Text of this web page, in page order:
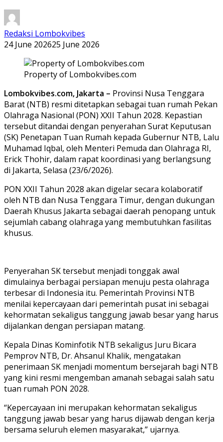
Redaksi Lombokvibes
24 June 202625 June 2026
Property of Lombokvibes.com
Lombokvibes.com, Jakarta – Provinsi Nusa Tenggara
Barat (NTB) resmi ditetapkan sebagai tuan rumah Pekan
Olahraga Nasional (PON) XXII Tahun 2028. Kepastian
tersebut ditandai dengan penyerahan Surat Keputusan
(SK) Penetapan Tuan Rumah kepada Gubernur NTB, Lalu
Muhamad Iqbal, oleh Menteri Pemuda dan Olahraga RI,
Erick Thohir, dalam rapat koordinasi yang berlangsung
di Jakarta, Selasa (23/6/2026).
PON XXII Tahun 2028 akan digelar secara kolaboratif
oleh NTB dan Nusa Tenggara Timur, dengan dukungan
Daerah Khusus Jakarta sebagai daerah penopang untuk
sejumlah cabang olahraga yang membutuhkan fasilitas
khusus.
Penyerahan SK tersebut menjadi tonggak awal
dimulainya berbagai persiapan menuju pesta olahraga
terbesar di Indonesia itu. Pemerintah Provinsi NTB
menilai kepercayaan dari pemerintah pusat ini sebagai
kehormatan sekaligus tanggung jawab besar yang harus
dijalankan dengan persiapan matang.
Kepala Dinas Kominfotik NTB sekaligus Juru Bicara
Pemprov NTB, Dr. Ahsanul Khalik, mengatakan
penerimaan SK menjadi momentum bersejarah bagi NTB
yang kini resmi mengemban amanah sebagai salah satu
tuan rumah PON 2028.
“Kepercayaan ini merupakan kehormatan sekaligus
tanggung jawab besar yang harus dijawab dengan kerja
bersama seluruh elemen masyarakat,” ujarnya.